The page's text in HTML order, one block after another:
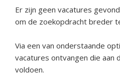
Er zijn geen vacatures
om de zoekopdracht breder
Via een van onderstaande
vacatures ontvangen die aan
voldoen.